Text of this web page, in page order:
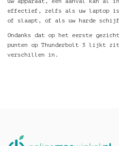
effectief, zelfs als uw laptop is
of slaapt, of als uw harde schijf
Ondanks dat op het eerste
punten op Thunderbolt 3 lijkt
verschillen in.